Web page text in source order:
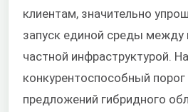
клиентам, значительно
запуск единой среды между
частной инфраструктурой.
конкурентоспособный
предложений гибридного